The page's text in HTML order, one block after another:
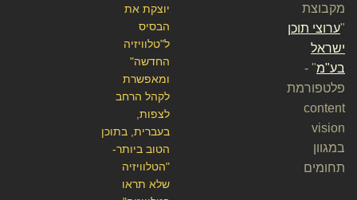
יוצקת את
הבסיס
ל"טלוויזיה
החדשה"
ומאפשרת
לקהל הרחב
לצפות,
בעברית, בתוכן
הטוב ביותר-
"הטלוויזיה
שלא תראו
מקבוצת
"ערוצי תוכן
ישראל
בע"מ" -
פלטפורמת
content
vision
במגוון
תחומים